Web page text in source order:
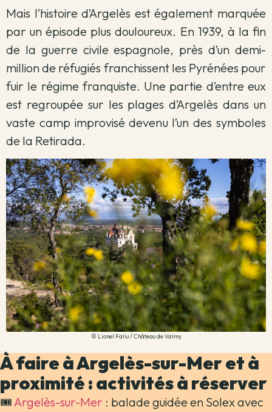
Mais l’histoire d’Argelès est également marquée
par un épisode plus douloureux. En 1939, à la fin
de la guerre civile espagnole, près d’un demi-
million de réfugiés franchissent les Pyrénées pour
fuir le régime franquiste. Une partie d’entre eux
est regroupée sur les plages d’Argelès dans un
vaste camp improvisé devenu l’un des symboles
de la Retirada.
© Lionel Faliu / Château de Valmy
À faire à Argelès-sur-Mer et à
proximité : activités à réserver
🎟Argelès-sur-Mer : balade guidée en Solex avec